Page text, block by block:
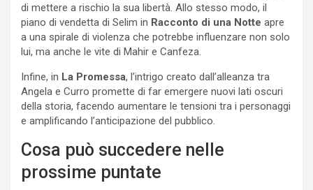
di mettere a rischio la sua libertà. Allo stesso modo, il
piano di vendetta di Selim in Racconto di una Notte apre
a una spirale di violenza che potrebbe influenzare non solo
lui, ma anche le vite di Mahir e Canfeza.
Infine, in La Promessa, l’intrigo creato dall’alleanza tra
Angela e Curro promette di far emergere nuovi lati oscuri
della storia, facendo aumentare le tensioni tra i personaggi
e amplificando l’anticipazione del pubblico.
Cosa può succedere nelle
prossime puntate